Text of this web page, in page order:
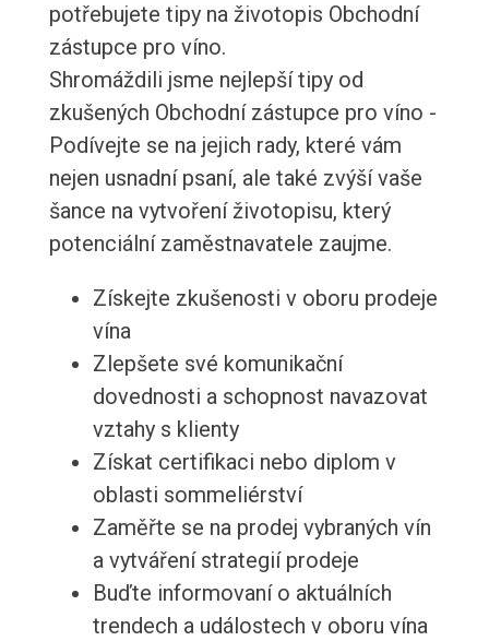
potřebujete tipy na životopis Obchodní
zástupce pro víno.
Shromáždili jsme nejlepší tipy od
zkušených Obchodní zástupce pro víno -
Podívejte se na jejich rady, které vám
nejen usnadní psaní, ale také zvýší vaše
šance na vytvoření životopisu, který
potenciální zaměstnavatele zaujme.
Získejte zkušenosti v oboru prodeje
vína
Zlepšete své komunikační
dovednosti a schopnost navazovat
vztahy s klienty
Získat certifikaci nebo diplom v
oblasti sommeliérství
Zaměřte se na prodej vybraných vín
a vytváření strategií prodeje
Buďte informovaní o aktuálních
trendech a událostech v oboru vína